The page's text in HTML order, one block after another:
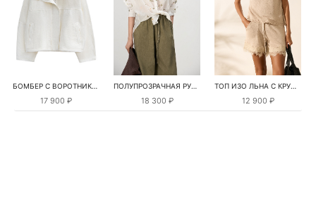
БОМБЕР С ВОРОТНИКОМ-СТОЙКОЙ
17 900 ₽
ПОЛУПРОЗРАЧНАЯ РУБАШКА С РОМАШКАМИ
18 300 ₽
ТОП ИЗО ЛЬНА С КРУЖЕВОМ
12 900 ₽